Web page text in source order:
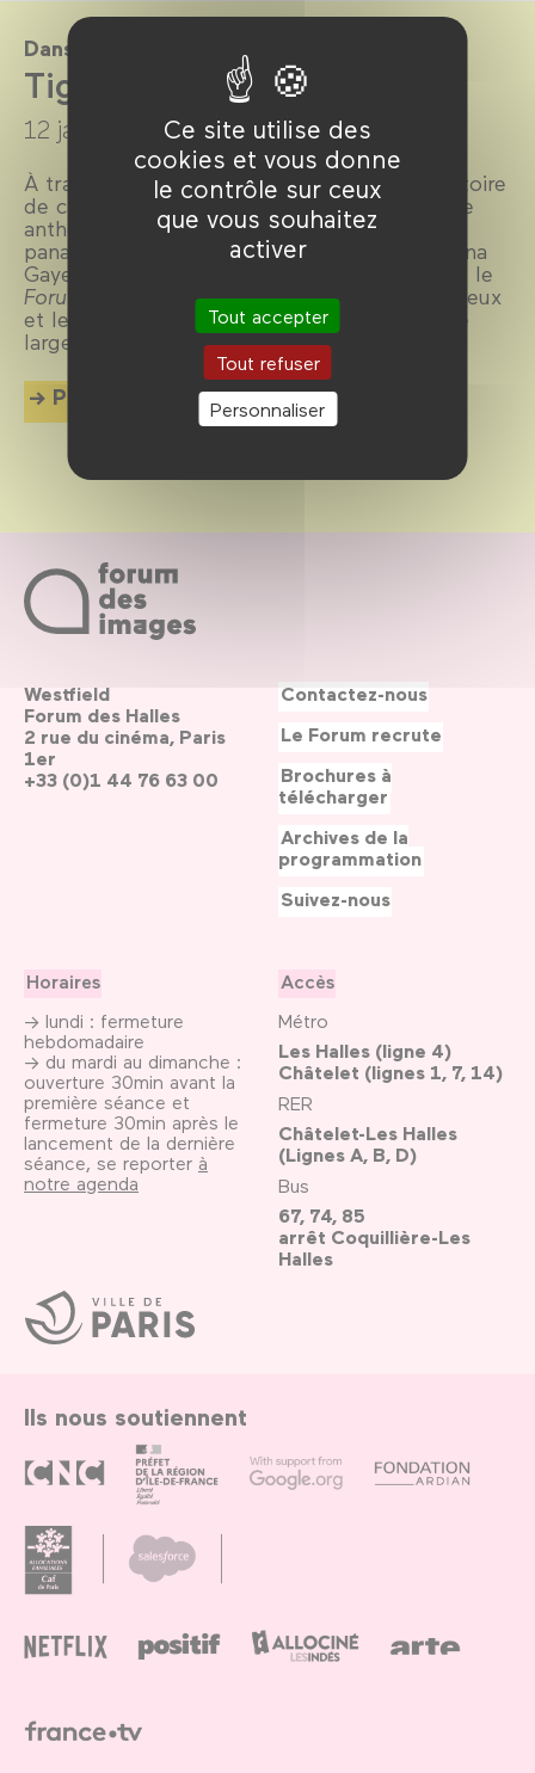
Ce site utilise des
cookies et vous donne
le contrôle sur ceux
que vous souhaitez
activer
Tout accepter
Tout refuser
Personnaliser
Dans le cadre de
Tigritudes
12 janvier → 27 février 2022
À travers 126 films, 40 pays et 66 ans d’histoire
de cinéma,
Tigritudes 1956-2021 dessine une
anthologie subjective et chronologique
panafricaine. Conçu par les réalisatrices Dyana
Gaye et Valérie Osouf, en collaboration avec le
Forum des images, ce cycle parcourt les enjeux
et les formes d’une cinématographie encore
largement méconnue.
Plus d'info
Ville
de
Paris
Westfield
Forum des Halles
2 rue du cinéma, Paris
1er
+33 (0)1 44 76 63 00
Horaires
→ lundi : fermeture
hebdomadaire
→ du mardi au dimanche :
ouverture 30min avant la
première séance et
fermeture 30min après le
lancement de la dernière
séance, se reporter à
notre agenda
Accès
Métro
Les Halles (ligne 4)
Châtelet (lignes 1, 7, 14)
RER
Châtelet-Les Halles
(Lignes A, B, D)
Bus
67, 74, 85
arrêt Coquillière-Les
Halles
Contactez-nous
Le Forum recrute
Brochures à
télécharger
Archives de la
programmation
Suivez-nous
Ils nous soutiennent